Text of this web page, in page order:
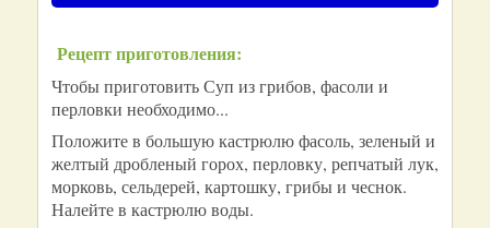
Рецепт приготовления:
Чтобы приготовить Суп из грибов, фасоли и
перловки необходимо...
Положите в большую кастрюлю фасоль, зеленый и
желтый дробленый горох, перловку, репчатый лук,
морковь, сельдерей, картошку, грибы и чеснок.
Налейте в кастрюлю воды.